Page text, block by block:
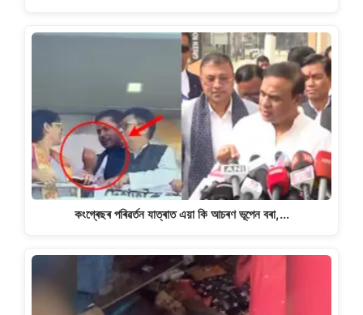
কংগ্ৰেছৰ পৰিৱৰ্তন যাত্ৰাত এয়া কি আচৰণ ভূপেন বৰা,…